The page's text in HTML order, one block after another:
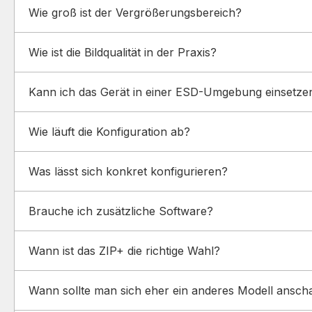
Wie groß ist der Vergrößerungsbereich?
Wie ist die Bildqualität in der Praxis?
Kann ich das Gerät in einer ESD-Umgebung
Wie läuft die Konfiguration ab?
Was lässt sich konkret konfigurieren?
Brauche ich zusätzliche Software?
Wann ist das ZIP+ die richtige Wahl?
Wann sollte man sich eher ein anderes Modell